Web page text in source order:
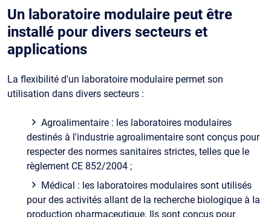
Un laboratoire modulaire peut être
installé pour divers secteurs et
applications
La flexibilité d'un laboratoire modulaire permet son
utilisation dans divers secteurs :
Agroalimentaire : les laboratoires modulaires
destinés à l'industrie agroalimentaire sont conçus pour
respecter des normes sanitaires strictes, telles que le
règlement CE 852/2004 ;
Médical : les laboratoires modulaires sont utilisés
pour des activités allant de la recherche biologique à la
production pharmaceutique. Ils sont conçus pour